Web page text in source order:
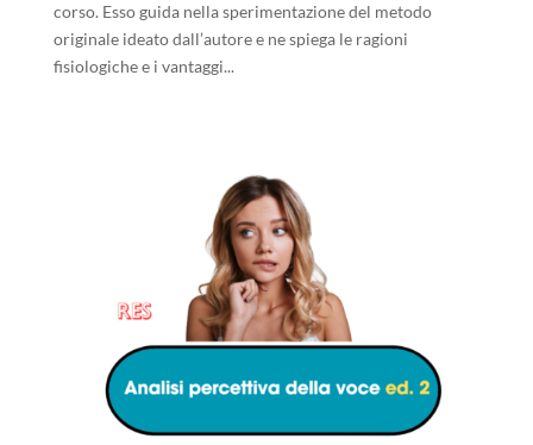
corso. Esso guida nella sperimentazione del metodo
originale ideato dall’autore e ne spiega le ragioni
fisiologiche e i vantaggi...